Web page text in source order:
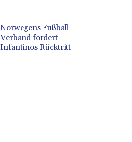
Norwegens Fußball-
Verband fordert
Infantinos Rücktritt